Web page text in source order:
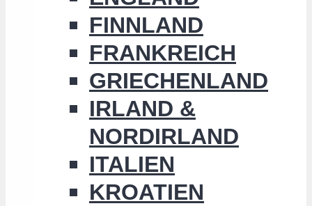
FINNLAND
FRANKREICH
GRIECHENLAND
IRLAND &
NORDIRLAND
ITALIEN
KROATIEN